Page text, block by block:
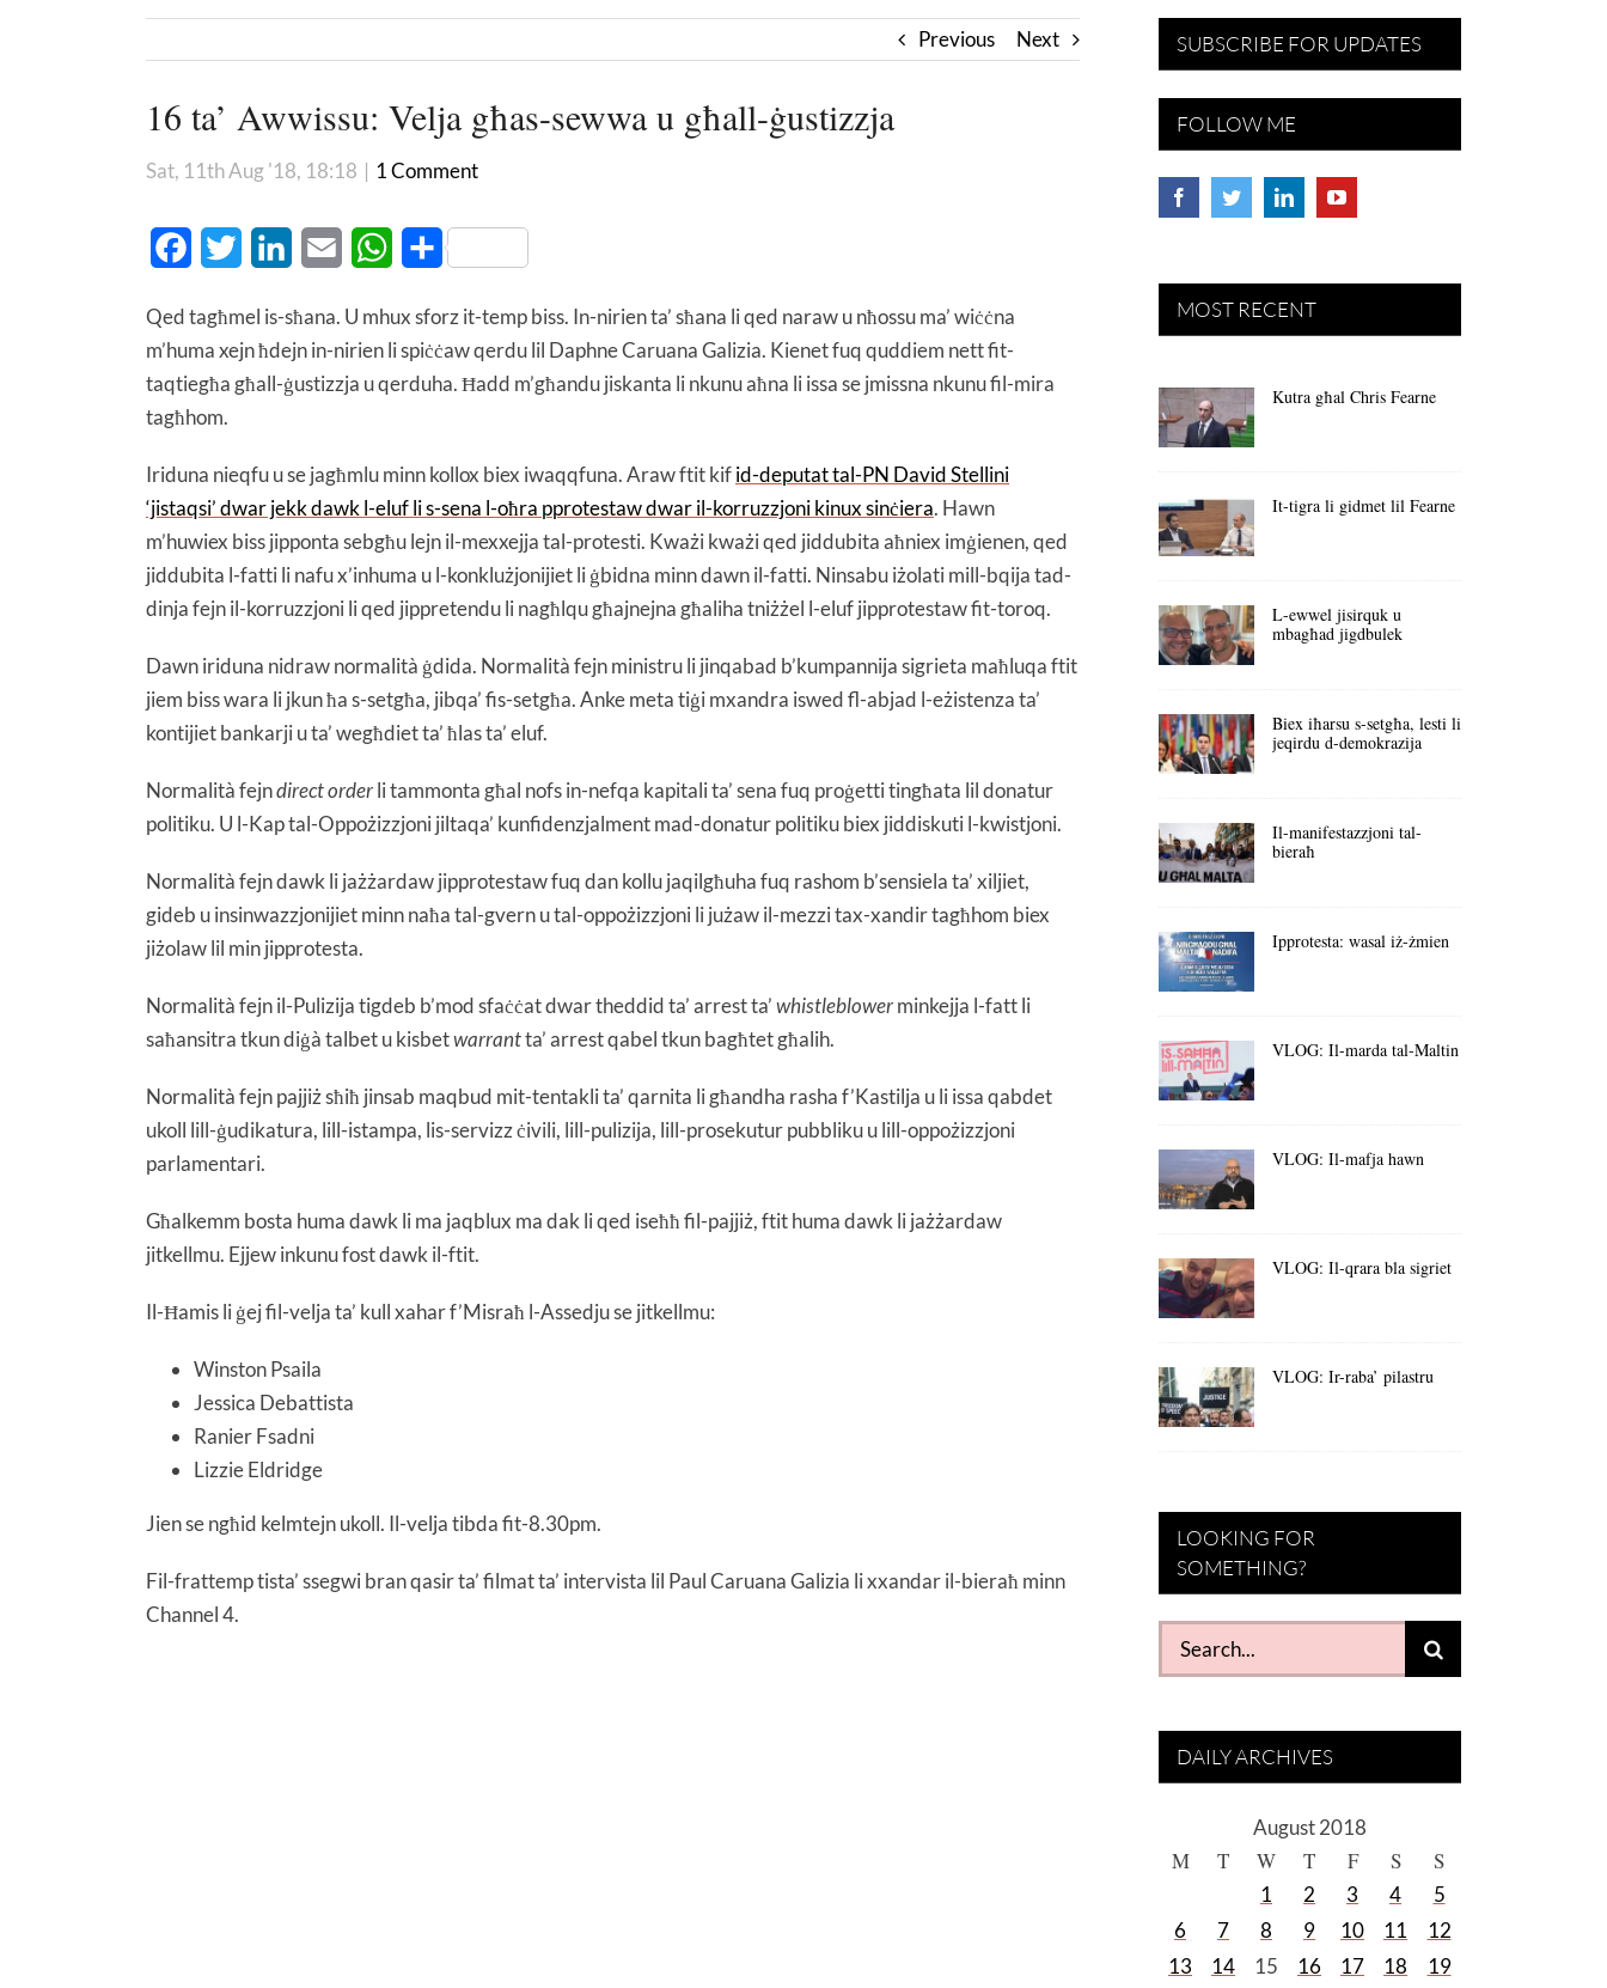
Previous Next
16 ta’ Awwissu: Velja għas-sewwa u għall-ġustizzja
Sat, 11th Aug '18, 18:18 | 1 Comment
FacebookTwitter LinkedInEmail WhatsApp
Share
Qed tagħmel is-sħana. U mhux sforz it-temp biss. In-nirien ta’ sħana li qed naraw u nħossu ma’ wiċċna
m’huma xejn ħdejn in-nirien li spiċċaw qerdu lil Daphne Caruana Galizia. Kienet fuq quddiem nett fit-
taqtiegħa għall-ġustizzja u qerduha. Ħadd m’għandu jiskanta li nkunu aħna li issa se jmissna nkunu fil-mira
tagħhom.
Iriduna nieqfu u se jagħmlu minn kollox biex iwaqqfuna. Araw ftit kifid-deputat tal-PN David Stellini
‘jistaqsi’ dwar jekk dawk l-eluf li s-sena l-oħra pprotestaw dwar il-korruzzjoni kinux sinċiera. Hawn
m’huwiex biss jipponta sebgħu lejn il-mexxejja tal-protesti. Kważi kważi qed jiddubita aħniex imġienen, qed
jiddubita l-fatti li nafu x’inhuma u l-konklużjonijiet li ġbidna minn dawn il-fatti. Ninsabu iżolati mill-bqija tad-
dinja fejn il-korruzzjoni li qed jippretendu li nagħlqu għajnejna għaliha tniżżel l-eluf jipprotestaw fit-toroq.
Dawn iriduna nidraw normalità ġdida. Normalità fejn ministru li jinqabad b’kumpannija sigrieta maħluqa ftit
jiem biss wara li jkun ħa s-setgħa, jibqa’ fis-setgħa. Anke meta tiġi mxandra iswed fl-abjad l-eżistenza ta’
kontijiet bankarji u ta’ wegħdiet ta’ ħlas ta’ eluf.
Normalità fejndirect orderli tammonta għal nofs in-nefqa kapitali ta’ sena fuq proġetti tingħata lil donatur
politiku. U l-Kap tal-Oppożizzjoni jiltaqa’ kunfidenzjalment mad-donatur politiku biex jiddiskuti l-kwistjoni.
Normalità fejn dawk li jażżardaw jipprotestaw fuq dan kollu jaqilgħuha fuq rashom b’sensiela ta’ xiljiet,
gideb u insinwazzjonijiet minn naħa tal-gvern u tal-oppożizzjoni li jużaw il-mezzi tax-xandir tagħhom biex
jiżolaw lil min jipprotesta.
Normalità fejn il-Pulizija tigdeb b’mod sfaċċat dwar theddid ta’ arrest ta’whistleblowerminkejja l-fatt li
saħansitra tkun diġà talbet u kisbetwarrantta’ arrest qabel tkun bagħtet għalih.
Normalità fejn pajjiż sħiħ jinsab maqbud mit-tentakli ta’ qarnita li għandha rasha f’Kastilja u li issa qabdet
ukoll lill-ġudikatura, lill-istampa, lis-servizz ċivili, lill-pulizija, lill-prosekutur pubbliku u lill-oppożizzjoni
parlamentari.
Għalkemm bosta huma dawk li ma jaqblux ma dak li qed iseħħ fil-pajjiż, ftit huma dawk li jażżardaw
jitkellmu. Ejjew inkunu fost dawk il-ftit.
Il-Ħamis li ġej fil-velja ta’ kull xahar f’Misraħ l-Assedju se jitkellmu:
Winston Psaila
Jessica Debattista
Ranier Fsadni
Lizzie Eldridge
Jien se ngħid kelmtejn ukoll. Il-velja tibda fit-8.30pm.
Fil-frattemp tista’ ssegwi bran qasir ta’ filmat ta’ intervista lil Paul Caruana Galizia li xxandar il-bieraħ minn
Channel 4.
SUBSCRIBE FOR UPDATES
FOLLOW ME
MOST RECENT
Kutra għal Chris Fearne
It-tigra li gidmet lil Fearne
L-ewwel jisirquk u
mbagħad jigdbulek
Biex iħarsu s-setgħa, lesti li
jeqirdu d-demokrazija
Il-manifestazzjoni tal-
bieraħ
Ipprotesta: wasal iż-żmien
VLOG: Il-marda tal-Maltin
VLOG: Il-mafja hawn
VLOG: Il-qrara bla sigriet
VLOG: Ir-raba’ pilastru
LOOKING FOR
SOMETHING?
Search
for:
DAILY ARCHIVES
August 2018
M T W T F S S
1 2 3 4
5
6
7 8 9 10 11
12
13
14 15 16 17 18
19